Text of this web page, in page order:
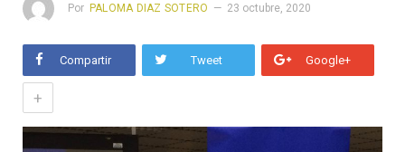
Por PALOMA DIAZ SOTERO 23 octubre, 2020
Compartir Tweet Google+
+